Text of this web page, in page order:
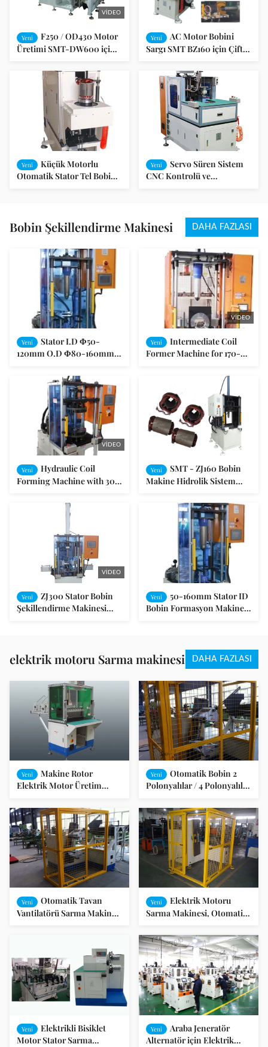
VIDEO
Yeni
F250 / OD430 Motor
Üretimi SMT-DW600 için
Bağlama Makinesi
Yeni
AC Motor Bobini
Sargı SMT BZ160 için Çift
Makinesi
Yeni
Küçük Motorlu
Otomatik Stator Tel Bobin
Yeni
Servo Süren Sistem
CNC Kontrolü ve
Makinesi
Bobin Şekillendirme Makinesi DAHA FAZLASI
Yeni
Stator I.D Φ50-
120mm O.D Φ80-160mm
40-150mm ile önceden
şekillendirme bobin
şekillendirme makinesi
VIDEO
Yeni
Intermediate Coil
Former Machine for 170-
220mm Stack Height and
Φ100-200mm ID Range
VIDEO
Yeni
Hydraulic Coil
Forming Machine with 30L
120mm Stack Height for
Stator Coil Winding
Yeni
SMT - ZJ160 Bobin
Makine Hidrolik Sistem
Şekillendirme
VIDEO
Yeni
ZJ300 Stator Bobin
Şekillendirme Makinesi
Yeni
50-160mm Stator ID
Bobin Formasyon Makinesi
elektrik motoru Sarma makinesi DAHA FAZLASI
Yeni
Makine Rotor
Elektrik Motor Üretim
Armatür
Yeni
Otomatik Bobin 2
Polonyalılar / 4 Polonyalılar
Makinası Sarma
Yeni
Otomatik Tavan
Vantilatörü Sarma Makinesi
Yeni
Elektrik Motoru
Sarma Makinesi, Otomatik
Makinesi
Yeni
Elektrikli Bisiklet
Motor Stator Sarma
Yeni
Araba Jeneratör
Alternatör için Elektrik